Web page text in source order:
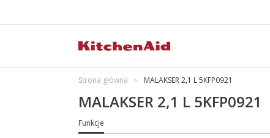
Strona główna MALAKSER 2,1 L 5KFP0921
MALAKSER 2,1 L 5KFP0921
Funkcje